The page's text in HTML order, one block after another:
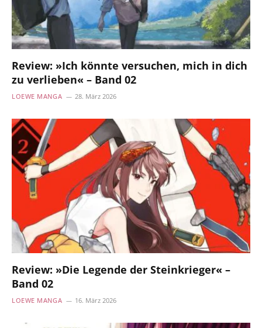
Review: »Ich könnte versuchen, mich in dich
zu verlieben« – Band 02
LOEWE MANGA 28. März 2026
Review: »Die Legende der Steinkrieger« –
Band 02
LOEWE MANGA 16. März 2026